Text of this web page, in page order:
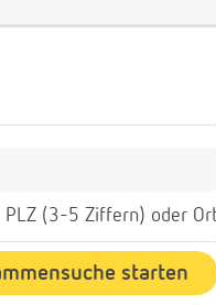
PLZ (3-5 Ziffern) oder